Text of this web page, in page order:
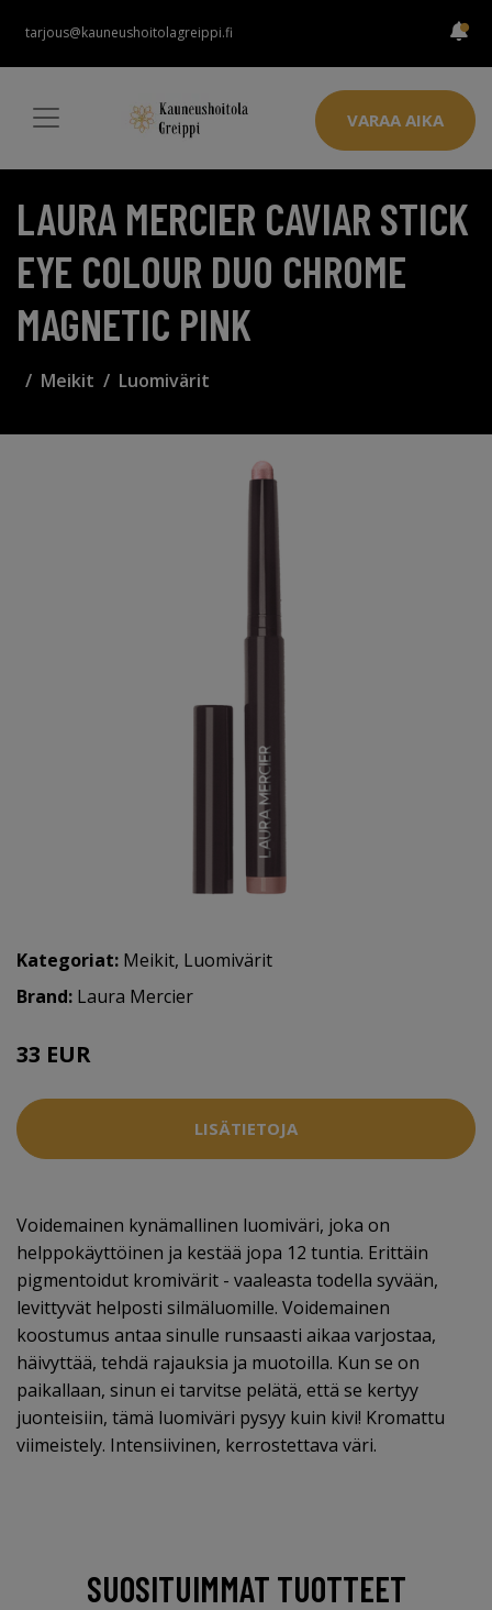
tarjous@kauneushoitolagreippi.fi
VARAA AIKA
LAURA MERCIER CAVIAR STICK
EYE COLOUR DUO CHROME
MAGNETIC PINK
Meikit Luomivärit
Kategoriat: Meikit, Luomivärit
Brand: Laura Mercier
33 EUR
LISÄTIETOJA
Voidemainen kynämallinen luomiväri, joka on
helppokäyttöinen ja kestää jopa 12 tuntia. Erittäin
pigmentoidut kromivärit - vaaleasta todella syvään,
levittyvät helposti silmäluomille. Voidemainen
koostumus antaa sinulle runsaasti aikaa varjostaa,
häivyttää, tehdä rajauksia ja muotoilla. Kun se on
paikallaan, sinun ei tarvitse pelätä, että se kertyy
juonteisiin, tämä luomiväri pysyy kuin kivi! Kromattu
viimeistely. Intensiivinen, kerrostettava väri.
SUOSITUIMMAT TUOTTEET